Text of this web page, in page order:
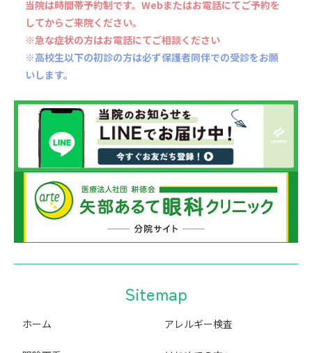
当院は時間帯予約制です。Webまたはお電話にてご予約を
してからご来院ください。
※急な症状の方はお電話にてご相談ください
※高校生以下の初診の方は必ず保護者同伴での受診をお願
いします。
Sitemap
ホーム アレルギー検査